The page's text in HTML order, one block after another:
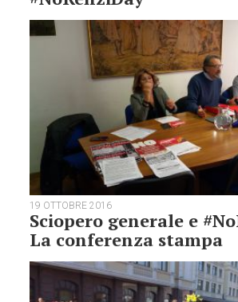
19 OTTOBRE 2016
Sciopero generale e
La conferenza stampa